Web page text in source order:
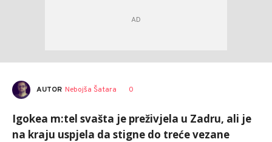
AUTOR Nebojša Šatara 0
Igokea m:tel svašta je preživjela u Zadru, ali je
na kraju uspjela da stigne do treće vezane